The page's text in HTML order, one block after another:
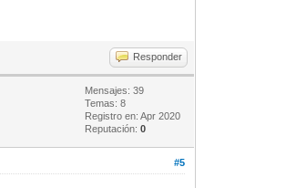
Responder
Mensajes: 39
Temas: 8
Registro en: Apr 2020
Reputación:0
#5